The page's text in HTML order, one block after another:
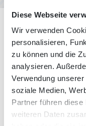
Diese Webseite
Wir verwenden
personalisieren,
zu können und die
analysieren.
Verwendung
soziale Medien,
Partner führen
weiteren Daten
18 Dez 2014
Weihnachtsgruß